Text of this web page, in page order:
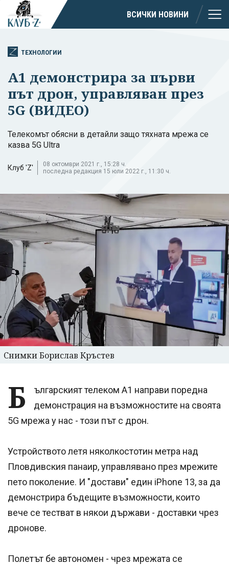
ВСИЧКИ НОВИНИ
ТЕХНОЛОГИИ
A1 демонстрира за първи
път дрон, управляван през
5G (ВИДЕО)
Телекомът обясни в детайли защо тяхната мрежа се
казва 5G Ultra
Клуб 'Z'
08 октомври 2021 г., 15:28 ч.
последна редакция 15 юли 2022 г., 11:30 ч.
Снимки Борислав Кръстев
Б
ългарският телеком А1 направи поредна
демонстрация на възможностите на своята
5G мрежа у нас - този път с дрон.
Устройството летя няколкостотин метра над
Пловдивския панаир, управлявано през мрежите
пето поколение. И "достави" един iPhone 13, за да
демонстрира бъдещите възможности, които
вече се тестват в някои държави - доставки чрез
дронове.
Полетът бе автономен - чрез мрежата се